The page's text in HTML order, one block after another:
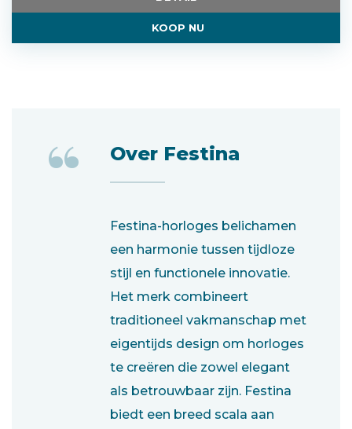
KOOP NU
“ Over Festina
Festina-horloges belichamen
een harmonie tussen tijdloze
stijl en functionele innovatie.
Het merk combineert
traditioneel vakmanschap met
eigentijds design om horloges
te creëren die zowel elegant
als betrouwbaar zijn. Festina
biedt een breed scala aan